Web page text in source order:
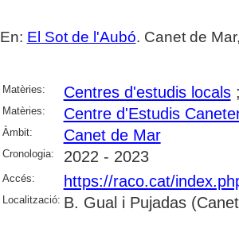
En: El Sot de l'Aubó. Canet de
Matèries: Centres d'estudis locals
Matèries: Centre d'Estudis
Àmbit: Canet de Mar
Cronologia: 2022 - 2023
Accés: https://raco.cat/
Localització: B. Gual i Pujadas